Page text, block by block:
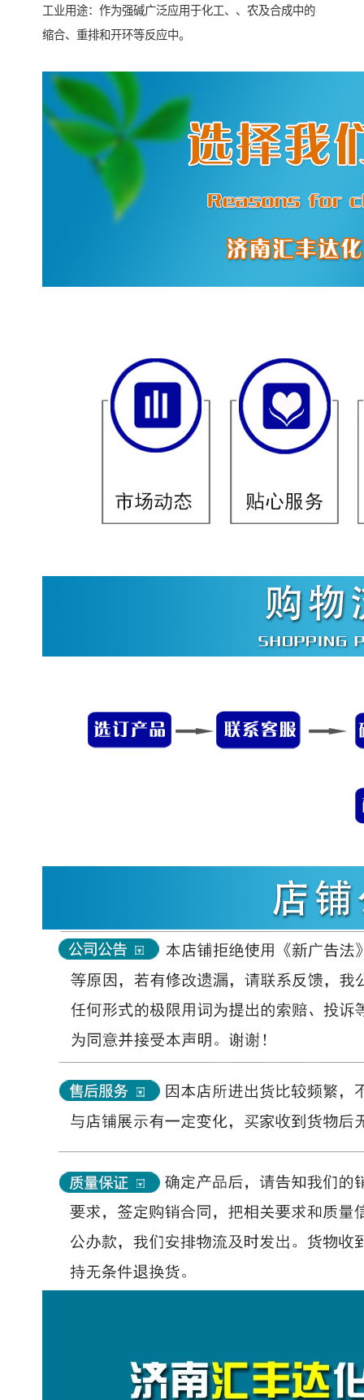
工业用途：作为强碱广泛应用于化工、、农及合成中的
缩合、重排和开环等反应中。